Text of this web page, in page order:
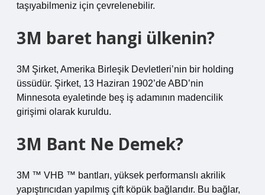
taşıyabilmeniz için çevrelenebilir.
3M baret hangi ülkenin?
3M Şirket, Amerika Birleşik Devletleri’nin bir holding
üssüdür. Şirket, 13 Haziran 1902’de ABD’nin
Minnesota eyaletinde beş iş adamının madencilik
girişimi olarak kuruldu.
3M Bant Ne Demek?
3M ™ VHB ™ bantları, yüksek performanslı akrilik
yapıştırıcıdan yapılmış çift köpük bağlarıdır. Bu bağlar,